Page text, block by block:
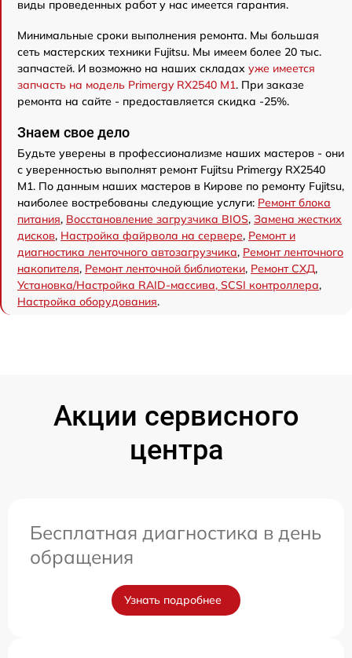
виды проведенных работ у нас имеется гарантия.
Минимальные сроки выполнения ремонта. Мы большая
сеть мастерских техники Fujitsu. Мы имеем более 20 тыс.
запчастей. И возможно на наших складах уже имеется
запчасть на модель Primergy RX2540 M1. При заказе
ремонта на сайте - предоставляется скидка -25%.
Знаем свое дело
Будьте уверены в профессионализме наших мастеров - они
с уверенностью выполнят ремонт Fujitsu Primergy RX2540
M1. По данным наших мастеров в Кирове по ремонту Fujitsu,
наиболее востребованы следующие услуги: Ремонт блока
питания, Восстановление загрузчика BIOS, Замена жестких
дисков, Настройка файрвола на сервере, Ремонт и
диагностика ленточного автозагрузчика, Ремонт ленточного
накопителя, Ремонт ленточной библиотеки, Ремонт СХД,
Установка/Настройка RAID-массива, SCSI контроллера,
Настройка оборудования.
Акции сервисного
центра
Бесплатная диагностика в день
обращения
Узнать подробнее